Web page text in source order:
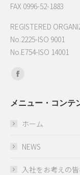
FAX 0996-52-1883
REGISTERED
No.2225-ISO 9001
No.E754-ISO 14001
Find us on:
Facebook
opens
window
メニュー・コンテ
ホーム
NEWS
入社をお考えの